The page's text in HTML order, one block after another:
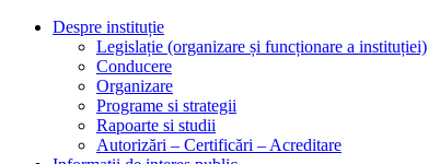
Despre instituție
Legislație (organizare și funcționare a instituției)
Conducere
Organizare
Programe si strategii
Rapoarte si studii
Autorizări – Certificări – Acreditare